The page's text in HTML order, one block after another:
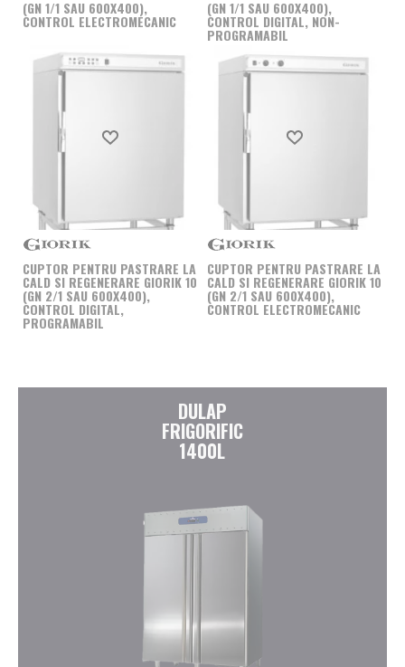
(GN 1/1 SAU 600X400),
CONTROL ELECTROMECANIC
(GN 1/1 SAU 600X400),
CONTROL DIGITAL, NON-
PROGRAMABIL
Produs favorit
CUPTOR PENTRU PASTRARE LA
CALD SI REGENERARE GIORIK 10
(GN 2/1 SAU 600X400),
CONTROL DIGITAL,
PROGRAMABIL
Produs favorit
CUPTOR PENTRU PASTRARE LA
CALD SI REGENERARE GIORIK 10
(GN 2/1 SAU 600X400),
CONTROL ELECTROMECANIC
DULAP
FRIGORIFIC
1400L